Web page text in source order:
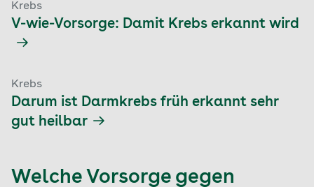
Krebs
V-wie-Vorsorge: Damit Krebs erkannt wird
Krebs
Darum ist Darmkrebs früh erkannt sehr
gut heilbar
Welche Vorsorge gegen